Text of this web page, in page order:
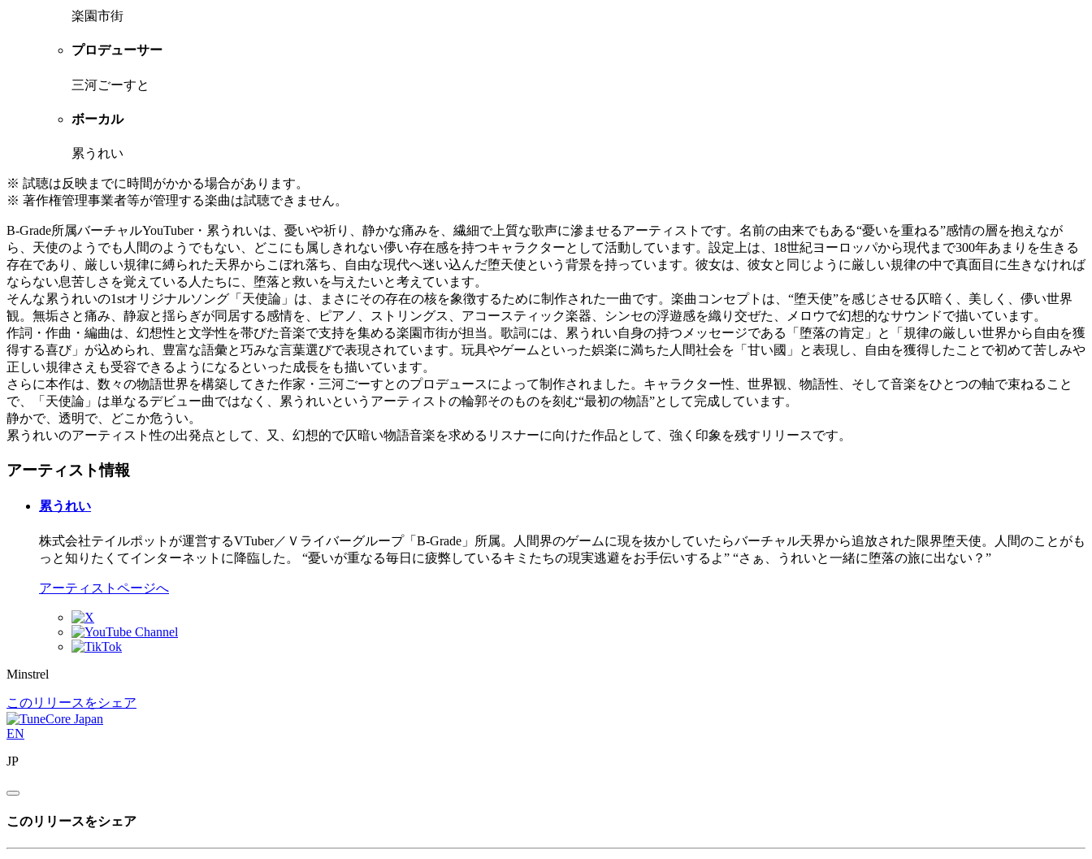
楽園市街
プロデューサー
三河ごーすと
ボーカル
累うれい
※ 試聴は反映までに時間がかかる場合があります。
※ 著作権管理事業者等が管理する楽曲は試聴できません。
B-Grade所属バーチャルYouTuber・累うれいは、憂いや祈り、静かな痛みを、繊細で上質な歌声に滲ませるアーティストです。名前の由来でもある“憂いを重ねる”感情の層を抱えなが
ら、天使のようでも人間のようでもない、どこにも属しきれない儚い存在感を持つキャラクターとして活動しています。設定上は、18世紀ヨーロッパから現代まで300年あまりを生きる
存在であり、厳しい規律に縛られた天界からこぼれ落ち、自由な現代へ迷い込んだ堕天使という背景を持っています。彼女は、彼女と同じように厳しい規律の中で真面目に生きなければ
ならない息苦しさを覚えている人たちに、堕落と救いを与えたいと考えています。
そんな累うれいの1stオリジナルソング「天使論」は、まさにその存在の核を象徴するために制作された一曲です。楽曲コンセプトは、“堕天使”を感じさせる仄暗く、美しく、儚い世界
観。無垢さと痛み、静寂と揺らぎが同居する感情を、ピアノ、ストリングス、アコースティック楽器、シンセの浮遊感を織り交ぜた、メロウで幻想的なサウンドで描いています。
作詞・作曲・編曲は、幻想性と文学性を帯びた音楽で支持を集める楽園市街が担当。歌詞には、累うれい自身の持つメッセージである「堕落の肯定」と「規律の厳しい世界から自由を獲
得する喜び」が込められ、豊富な語彙と巧みな言葉選びで表現されています。玩具やゲームといった娯楽に満ちた人間社会を「甘い國」と表現し、自由を獲得したことで初めて苦しみや
正しい規律さえも受容できるようになるといった成長をも描いています。
さらに本作は、数々の物語世界を構築してきた作家・三河ごーすとのプロデュースによって制作されました。キャラクター性、世界観、物語性、そして音楽をひとつの軸で束ねること
で、「天使論」は単なるデビュー曲ではなく、累うれいというアーティストの輪郭そのものを刻む“最初の物語”として完成しています。
静かで、透明で、どこか危うい。
累うれいのアーティスト性の出発点として、又、幻想的で仄暗い物語音楽を求めるリスナーに向けた作品として、強く印象を残すリリースです。
アーティスト情報
累うれい
株式会社テイルポットが運営するVTuber／Ｖライバーグループ「B-Grade」所属。人間界のゲームに現を抜かしていたらバーチャル天界から追放された限界堕天使。人間のことがも
っと知りたくてインターネットに降臨した。 “憂いが重なる毎日に疲弊しているキミたちの現実逃避をお手伝いするよ” “さぁ、うれいと一緒に堕落の旅に出ない？”
アーティストページへ
Minstrel
このリリースをシェア
EN
JP
このリリースをシェア